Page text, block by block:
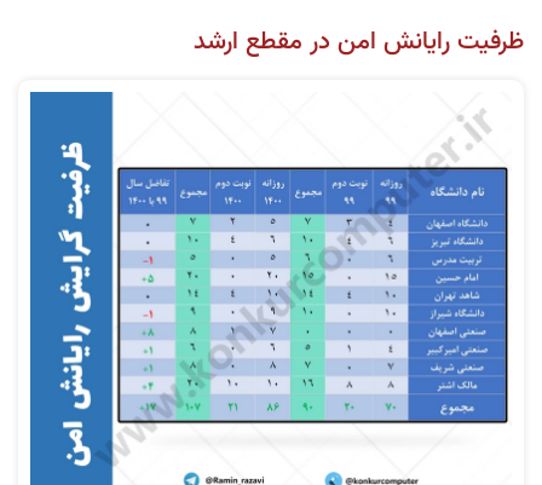
ظرفیت رایانش امن در مقطع ارشد